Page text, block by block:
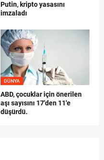
Putin, kripto yasasını
imzaladı
DÜNYA
ABD, çocuklar için önerilen
aşı sayısını 17'den 11'e
düşürdü.